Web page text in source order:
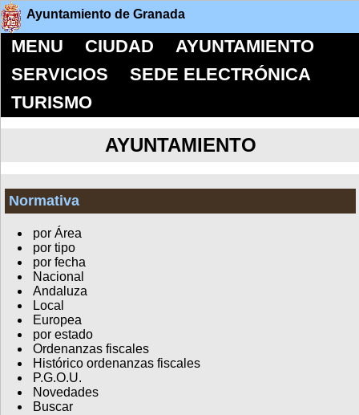
Ayuntamiento de Granada
MENU CIUDAD
AYUNTAMIENTO
SERVICIOS
SEDE ELECTRÓNICA
TURISMO
AYUNTAMIENTO
Normativa
por Área
por tipo
por fecha
Nacional
Andaluza
Local
Europea
por estado
Ordenanzas fiscales
Histórico ordenanzas fiscales
P.G.O.U.
Novedades
Buscar